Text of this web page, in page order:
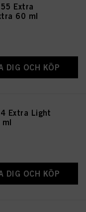
55 Extra
60 ml
DIG OCH KÖP
4 Extra Light
ml
DIG OCH KÖP